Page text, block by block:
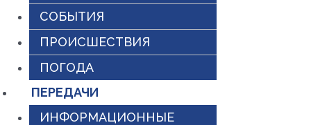
СОБЫТИЯ
ПРОИСШЕСТВИЯ
ПОГОДА
ПЕРЕДАЧИ
ИНФОРМАЦИОННЫЕ